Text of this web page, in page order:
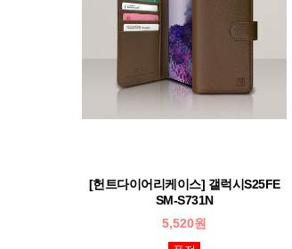
[헌트다이어리케이스] 갤럭시S25FE
SM-S731N
5,520원